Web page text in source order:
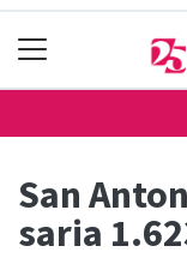
San
saria